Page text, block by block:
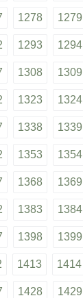
1278 1279
1293 1294
1308 1309
1323 1324
1338 1339
1353 1354
1368 1369
1383 1384
1398 1399
1413 1414
1428 1429